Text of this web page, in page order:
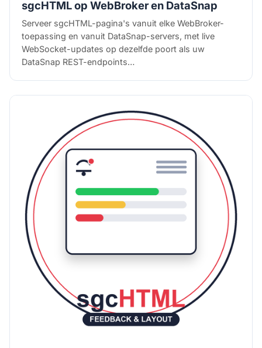
sgcHTML op WebBroker en DataSnap
Serveer sgcHTML-pagina's vanuit elke WebBroker-
toepassing en vanuit DataSnap-servers, met live
WebSocket-updates op dezelfde poort als uw
DataSnap REST-endpoints…